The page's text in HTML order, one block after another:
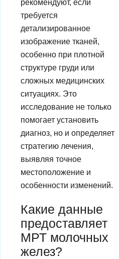
рекомендуют, если
требуется
детализированное
изображение тканей,
особенно при плотной
структуре груди или
сложных медицинских
ситуациях. Это
исследование не только
помогает установить
диагноз, но и определяет
стратегию лечения,
выявляя точное
местоположение и
особенности изменений.
Какие данные
предоставляет
МРТ молочных
желез?